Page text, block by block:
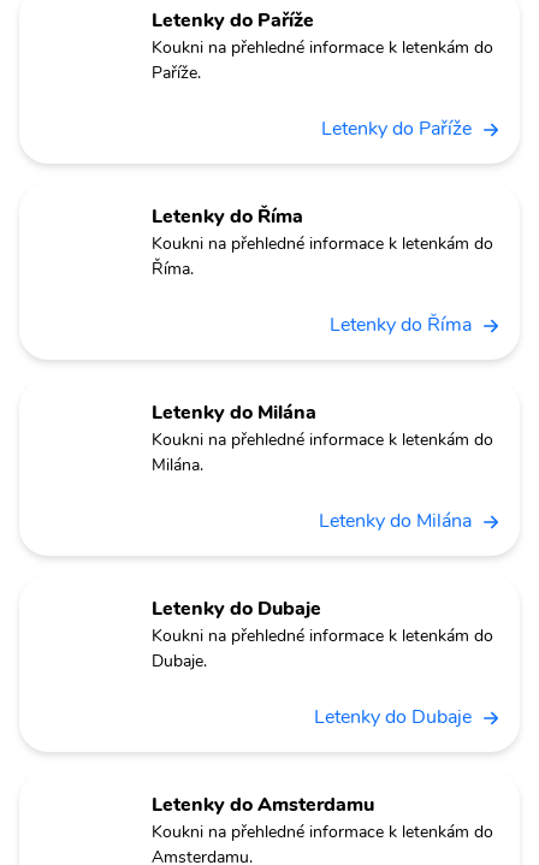
Letenky do Paříže
Koukni na přehledné informace k letenkám do
Paříže.
Letenky do Paříže
Letenky do Říma
Koukni na přehledné informace k letenkám do
Říma.
Letenky do Říma
Letenky do Milána
Koukni na přehledné informace k letenkám do
Milána.
Letenky do Milána
Letenky do Dubaje
Koukni na přehledné informace k letenkám do
Dubaje.
Letenky do Dubaje
Letenky do Amsterdamu
Koukni na přehledné informace k letenkám do
Amsterdamu.